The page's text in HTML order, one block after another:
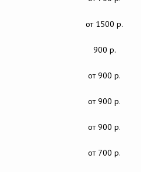
от 1500 р.
900 р.
от 900 р.
от 900 р.
от 900 р.
от 700 р.